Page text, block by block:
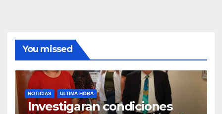
You missed
NOTICIAS ULTIMA HORA
Investigaran condiciones